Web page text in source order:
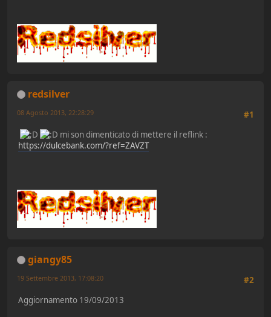
redsilver
#1
08 Agosto 2013, 22:28:29
mi son dimenticato di mettere il reflink :
https://dulcebank.com/?ref=ZAVZT
giangy85
#2
19 Settembre 2013, 17:08:20
Aggiornamento 19/09/2013